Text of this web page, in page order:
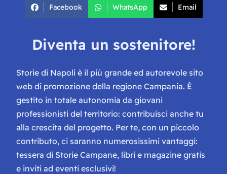
Facebook WhatsApp Email
Diventa un sostenitore!
Storie di Napoli è il più grande ed autorevole sito
web di promozione della regione Campania. È
gestito in totale autonomia da giovani
professionisti del territorio: contribuisci anche tu
alla crescita del progetto. Per te, con un piccolo
contributo, ci saranno numerosissimi vantaggi:
tessera di Storie Campane, libri e magazine gratis
e inviti ad eventi esclusivi!